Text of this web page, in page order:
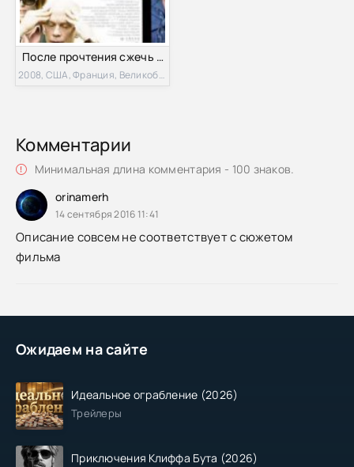
Ожидаем на сайте
Идеальное ограбление (2026)
Трейлеры
Приключения Клиффа Бута (2026)
После прочтения cжечь (2008)
2008, США, Франция, Великобритания
Комментарии
Минимальная длина комментария - 100 знаков.
orinamerh
14 сентября 2016 11:41
Описание совсем не соответствует с сюжетом
фильма